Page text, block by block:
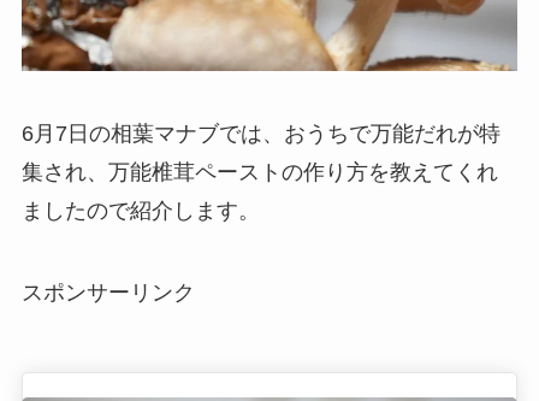
6月7日の相葉マナブでは、おうちで万能だれが特
集され、万能椎茸ペーストの作り方を教えてくれ
ましたので紹介します。
スポンサーリンク